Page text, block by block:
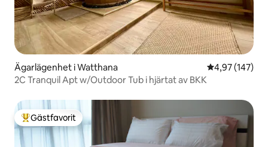
Ägarlägenhet i Watthana 4,97 av 5 i
4,97 (147)
2C Tranquil Apt w/Outdoor Tub i hjärtat av BKK
Populär gästfavorit
Gästfavorit